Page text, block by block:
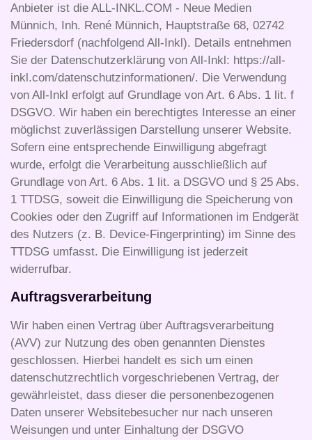
Anbieter ist die ALL-INKL.COM - Neue Medien
Münnich, Inh. René Münnich, Hauptstraße 68, 02742
Friedersdorf (nachfolgend All-Inkl). Details entnehmen
Sie der Datenschutzerklärung von All-Inkl: https://all-
inkl.com/datenschutzinformationen/. Die Verwendung
von All-Inkl erfolgt auf Grundlage von Art. 6 Abs. 1 lit. f
DSGVO. Wir haben ein berechtigtes Interesse an einer
möglichst zuverlässigen Darstellung unserer Website.
Sofern eine entsprechende Einwilligung abgefragt
wurde, erfolgt die Verarbeitung ausschließlich auf
Grundlage von Art. 6 Abs. 1 lit. a DSGVO und § 25 Abs.
1 TTDSG, soweit die Einwilligung die Speicherung von
Cookies oder den Zugriff auf Informationen im Endgerät
des Nutzers (z. B. Device-Fingerprinting) im Sinne des
TTDSG umfasst. Die Einwilligung ist jederzeit
widerrufbar.
Auftragsverarbeitung
Wir haben einen Vertrag über Auftragsverarbeitung
(AVV) zur Nutzung des oben genannten Dienstes
geschlossen. Hierbei handelt es sich um einen
datenschutzrechtlich vorgeschriebenen Vertrag, der
gewährleistet, dass dieser die personenbezogenen
Daten unserer Websitebesucher nur nach unseren
Weisungen und unter Einhaltung der DSGVO